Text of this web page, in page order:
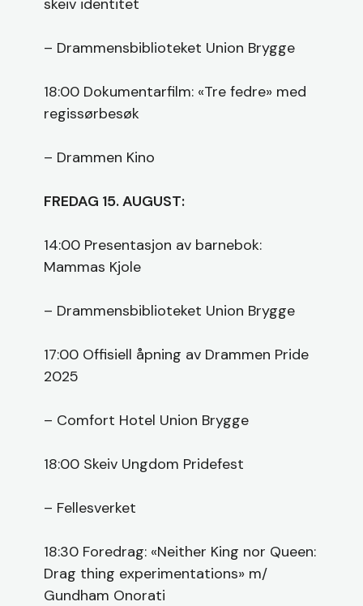
– Drammensbiblioteket Union Brygge
18:00 Dokumentarfilm: «Tre fedre» med
regissørbesøk
– Drammen Kino
FREDAG 15. AUGUST:
14:00 Presentasjon av barnebok:
Mammas Kjole
– Drammensbiblioteket Union Brygge
17:00 Offisiell åpning av Drammen Pride
2025
– Comfort Hotel Union Brygge
18:00 Skeiv Ungdom Pridefest
– Fellesverket
18:30 Foredrag: «Neither King nor Queen:
Drag thing experimentations» m/
Gundham Onorati